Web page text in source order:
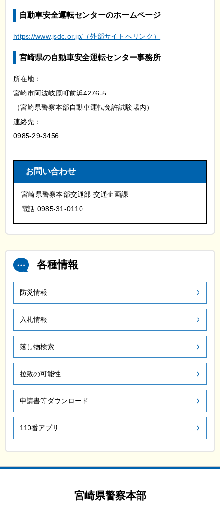
自動車安全運転センターのホームページ
https://www.jsdc.or.jp/（外部サイトへリンク）
宮崎県の自動車安全運転センター事務所
所在地：
宮崎市阿波岐原町前浜4276-5
（宮崎県警察本部自動車運転免許試験場内）
連絡先：
0985-29-3456
お問い合わせ
宮崎県警察本部交通部 交通企画課
電話:0985-31-0110
各種情報
防災情報
入札情報
落し物検索
拉致の可能性
申請書等ダウンロード
110番アプリ
宮崎県警察本部